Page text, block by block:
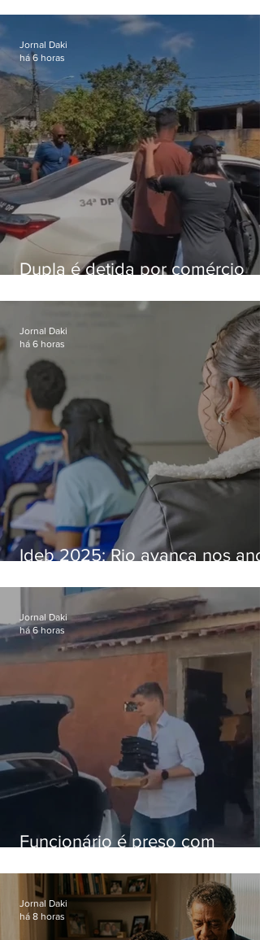
foragido
Dupla é detida por comércio
Bangu
Jornal Daki
há 6 horas
Ideb 2025: Rio avança nos
nacional
Jornal Daki
há 6 horas
Funcionário é preso com
Hospital do Andaraí
Jornal Daki
há 6 horas
Jornal Daki
há 8 horas